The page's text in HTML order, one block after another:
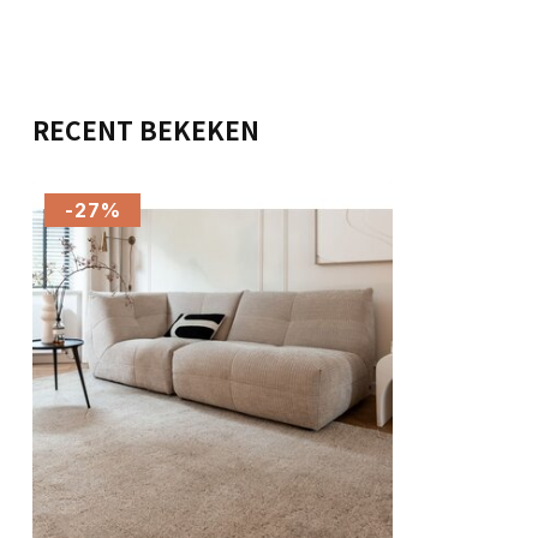
RECENT BEKEKEN
-27%